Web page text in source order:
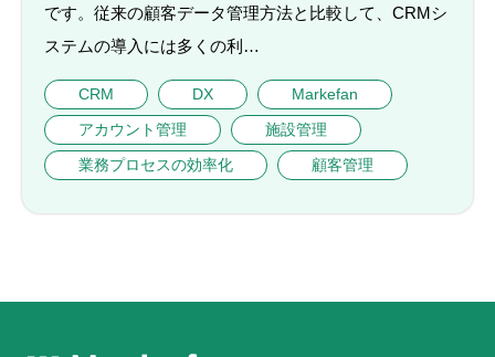
です。従来の顧客データ管理方法と比較して、CRMシ
ステムの導入には多くの利…
CRM DX
Markefan
アカウント管理
施設管理
業務プロセスの効率化
顧客管理